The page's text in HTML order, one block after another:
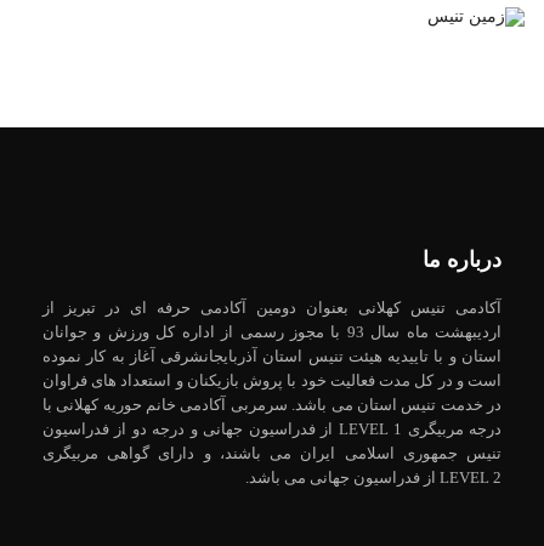
درباره ما
آکادمی تنیس کهلانی بعنوان دومین آکادمی حرفه ای در تبریز از
اردیبهشت ماه سال 93 با مجوز رسمی از اداره کل ورزش و جوانان
استان و با تاییدیه هیئت تنیس استان آذربایجانشرقی آغاز به کار نموده
است و در کل مدت فعالیت خود با پروش بازیکنان و استعداد های فراوان
در خدمت تنیس استان می باشد. سرمربی آکادمی خانم حوریه کهلانی با
درجه مربیگری LEVEL 1 از فدراسیون جهانی و درجه دو از فدراسیون
تنیس جمهوری اسلامی ایران می باشند، و دارای گواهی مربیگری
LEVEL 2 از فدراسیون جهانی می باشد.